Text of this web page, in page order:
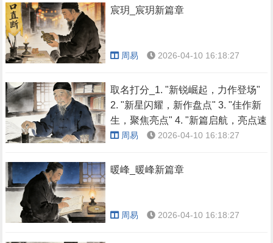
宸玥_宸玥新篇章
周易 2026-04-10 16:18:27
取名打分_1. "新锐崛起，力作登场"
2. "新星闪耀，新作盘点" 3. "佳作新
生，聚焦亮点" 4. "新篇启航，亮点速
览&q
周易 2026-04-10 16:18:27
暖峰_暖峰新篇章
周易 2026-04-10 16:18:27